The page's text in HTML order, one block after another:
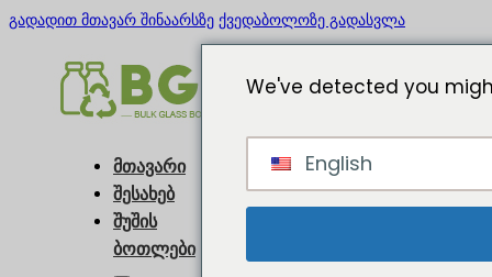
გადადით მთავარ შინაარსზე ქვედაბოლოზე გადასვლა
მთავარი
შესახებ
შუშის
ბოთლები
We've detected you
English